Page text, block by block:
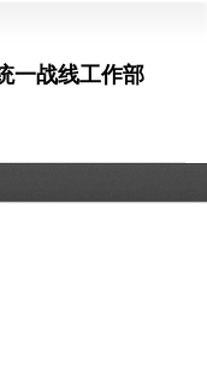
一战线工作部